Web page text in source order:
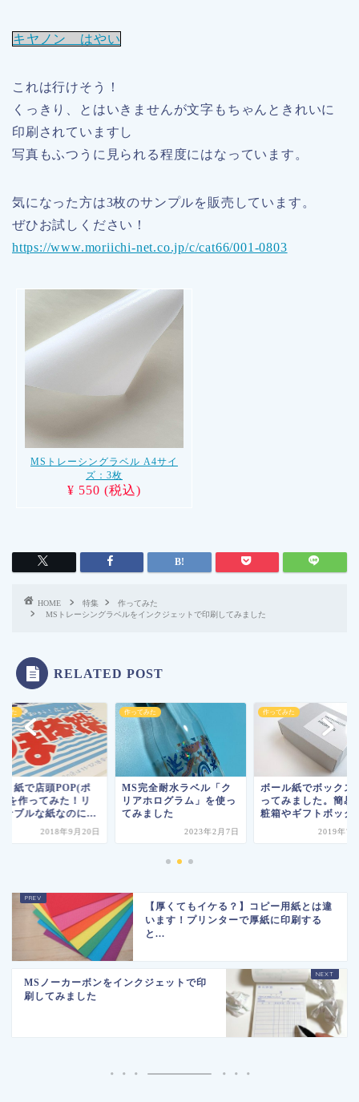
キヤノン はやい
これは行けそう！
くっきり、とはいきませんが文字もちゃんときれいに
印刷されていますし
写真もふつうに見られる程度にはなっています。
気になった方は3枚のサンプルを販売しています。
ぜひお試しください！
https://www.moriichi-net.co.jp/c/cat66/001-0803
MSトレーシングラベル A4サイ
ズ：3枚
¥ 550 (税込)
HOME 特集
作ってみた
MSトレーシングラベルをインクジェットで印刷してみました
RELATED POST
みた
ト紙で店頭POP(ポ
)を作ってみた！リ
ナブルな紙なのに...
2018年9月20日
作ってみた
MS完全耐水ラベル「ク
リアホログラム」を使っ
てみました
2023年2月7日
作ってみた
ボール紙でボックス
ってみました。簡易
粧箱やギフトボック
2019年7
【厚くてもイケる？】コピー用紙とは違
います！プリンターで厚紙に印刷する
と...
MSノーカーボンをインクジェットで印
刷してみました